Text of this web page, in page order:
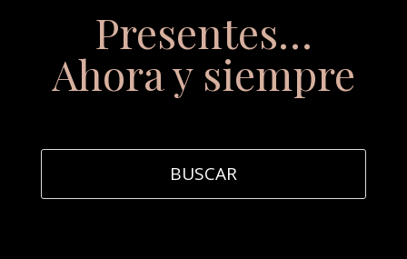
Presentes…
Ahora y siempre